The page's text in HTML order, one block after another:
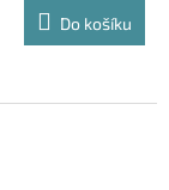
Do košíku